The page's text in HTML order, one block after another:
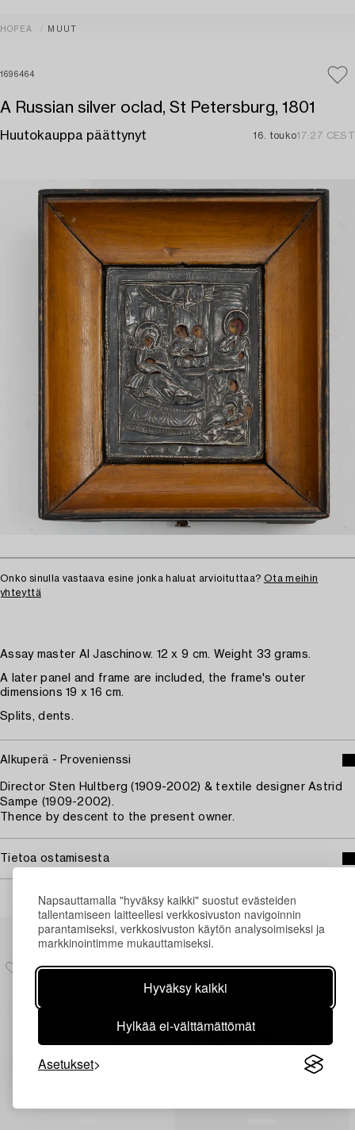
Napsauttamalla "hyväksy kaikki" suostut evästeiden
tallentamiseen laitteellesi verkkosivuston navigoinnin
parantamiseksi, verkkosivuston käytön analysoimiseksi ja
markkinointimme mukauttamiseksi.
Hyväksy kaikki
Hylkää ei-välttämättömät
Asetukset
HOPEA MUUT
1696464
A Russian silver oclad, St Petersburg, 1801
Huutokauppa päättynyt 16. touko17:27 CEST
Onko sinulla vastaava esine jonka haluat arvioituttaa? Ota meihin
yhteyttä
Assay master AI Jaschinow. 12 x 9 cm. Weight 33 grams.
A later panel and frame are included, the frame's outer
dimensions 19 x 16 cm.
Splits, dents.
Alkuperä - Provenienssi
Director Sten Hultberg (1909-2002) & textile designer Astrid
Sampe (1909-2002).
Thence by descent to the present owner.
Tietoa ostamisesta
Muiden katsomia kohteita